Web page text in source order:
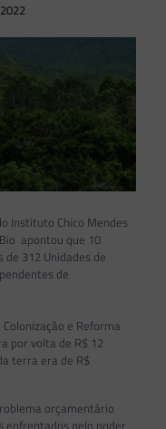
Instituto Chico Mendes
apontou que 10
312 Unidades de
de
e Reforma
por volta de R$ 12
terra era de R$
orçamentário